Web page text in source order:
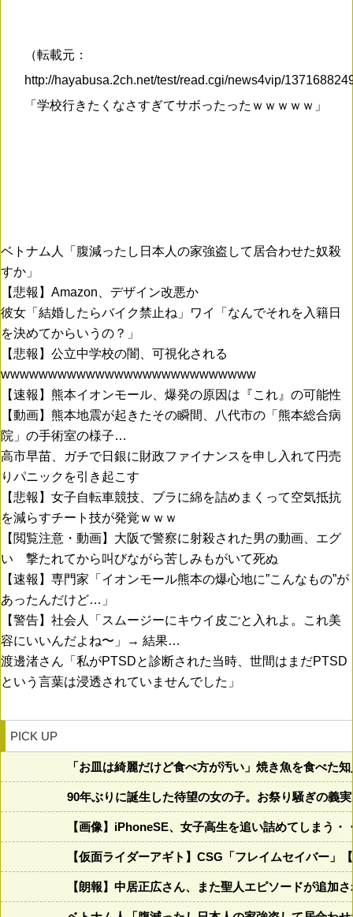
（転載元：
http://hayabusa.2ch.net/test/read.cgi/news4vip/
「学校行きたくなさすぎてサボったったｗｗｗｗｗ」
ベトナム人「腹減ったし日本人の家強盗して居合わせた奴殺
すか」
【悲報】Amazon、デザイン改悪か
彼女「結婚したらバイク禁止ね」ワイ「なんでそれを入籍日
を決めてからいうの？」
【悲報】公立中学校の闇、可視化される
wwwwwwwwwwwwwwwwwwwwwwwwwww
【速報】熊本イオンモール、爆発の原因は『これ』の可能性
【動画】熊本地震が起きたその瞬間、八代市の「熊本総合病
院」の手術室の様子…
高市早苗、ガチで日銀に財政ファイナンスを申し入れて円売
りパニックを引き起こす
【悲報】女子自転車競技、ブラに綿を詰めまくって空気抵抗
を減らすチート技が発覚ｗｗｗ
【閲覧注意・動画】大阪で警察に射殺された男の動画、エグ
い 撃たれてから叫びながら苦しみもがいて死ぬ
【速報】専門家「イオンモール熊本の爆心地に”こんなもの”が
あったんだけど…」
【警告】社会人「スムージーにキウイ皮ごと入れよ。これ美
容にいいんだよね〜」→ 結果…
渡邊渚さん「私がPTSDと診断された当時、世間はまだPTSD
という言葉は浸透されていませんでした」
PICK UP
「お皿は綺麗だけど食べ方が汚い」焼き魚を食べ
90年ぶりに誕生した待望の女の子。お祭り騒ぎの義
【画像】iPhoneSE、女子高生を追い詰めてしまう・
【仮面ライダーアギト】CSG「フレイムセイバー」
【朗報】中居正広さん、また聖人エピソードが追加